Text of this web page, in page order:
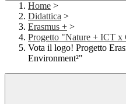
Home >
Didattica >
Erasmus + >
Progetto "Nature + ICT x
Vota il logo! Progetto
Environment²"